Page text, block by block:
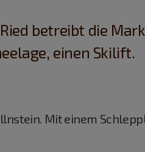
betreibt die
einen Skilift.
Mit einem